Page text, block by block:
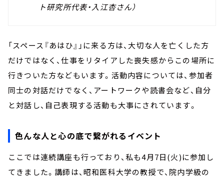
ト研究所代表・入江杏さん）
「スペース『あはひ』」に来る方は、大切な人を亡くした方
だけではなく、仕事をリタイアした喪失感からこの場所に
行きついた方などもいます。活動内容については、参加者
同士の対話だけでなく、アートワークや読書会など、自分
と対話し、自己表現する活動も大事にされています。
色んな人と心の底で繋がれるイベント
ここでは連続講座も行っており、私も4月7日(火)に参加し
てきました。講師は、昭和医科大学の教授で、院内学級の